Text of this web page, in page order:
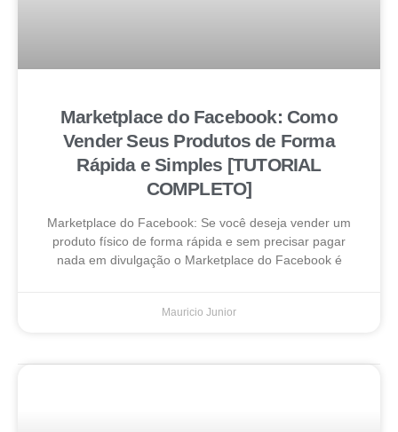
Marketplace do Facebook: Como
Vender Seus Produtos de Forma
Rápida e Simples [TUTORIAL
COMPLETO]
Marketplace do Facebook: Se você deseja vender um
produto físico de forma rápida e sem precisar pagar
nada em divulgação o Marketplace do Facebook é
Mauricio Junior